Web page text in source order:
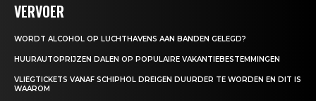
VERVOER
WORDT ALCOHOL OP LUCHTHAVENS AAN BANDEN GELEGD?
HUURAUTOPRIJZEN DALEN OP POPULAIRE VAKANTIEBESTEMMINGEN
VLIEGTICKETS VANAF SCHIPHOL DREIGEN DUURDER TE WORDEN EN DIT IS
WAAROM